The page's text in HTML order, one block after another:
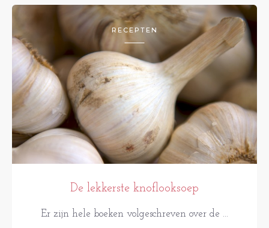
RECEPTEN
De lekkerste knoflooksoep
Er zijn hele boeken volgeschreven over de ...